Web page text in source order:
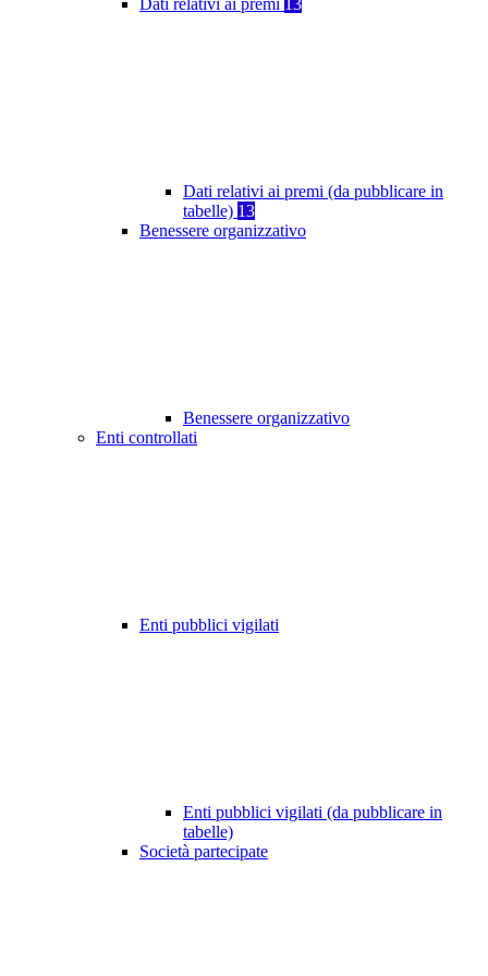
Dati relativi ai premi 13
Dati relativi ai premi (da pubblicare in
tabelle) 13
Benessere organizzativo
Benessere organizzativo
Enti controllati
Enti pubblici vigilati
Enti pubblici vigilati (da pubblicare in
tabelle)
Società partecipate